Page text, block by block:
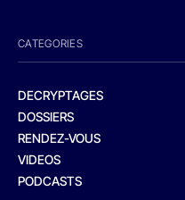
CATEGORIES
DECRYPTAGES
DOSSIERS
RENDEZ-VOUS
VIDEOS
PODCASTS